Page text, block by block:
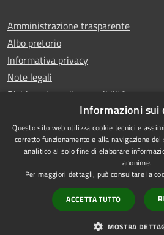
Amministrazione trasparente
Albo pretorio
Informativa privacy
Note legali
Dichiarazione di accessibilità
RSS
Accessibilità
Informazioni sui
Questo sito web utilizza cookie tecnici e
corretto funzionamento e alla navigazione
analitico al solo fine di elaborare
anonime.
Per maggiori dettagli, può consultare la
ACCETTA TUTTO
MOSTRA